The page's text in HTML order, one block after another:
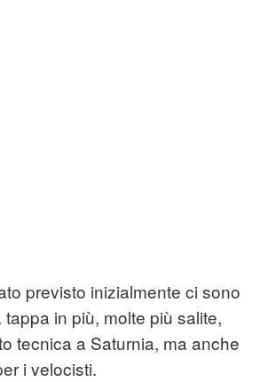
previsto inizialmente ci sono
in più, molte più salite,
tecnica a Saturnia, ma anche
i velocisti.